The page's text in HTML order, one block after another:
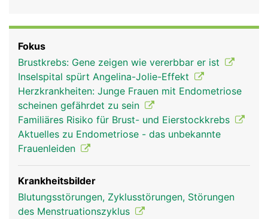
Rubriken
und Gestagen. Eine Frau wird bereits mit dem
gesamten Bestand an Eizellen geboren - etwa eine
halbe Million unreife Eizellen. Nur ein kleiner Teil
der Eizellen entwickelt sich im Verlauf des Lebens
zu reifen Eizellen. Während ihrer Entwicklung
befinden sich die Eizellen in Hohlräumen (Follikel),
die mit Flüssigkeit gefüllt sind und in der Wand der
Eierstöcke liegen. Jeder Follikel enthält eine
Eizelle. Bei Frauen im gebärfähigen Alter stossen
die Eierstöcke jeden Monat eine Eizelle aus, was
als Eisprung (Ovulation) bezeichnet wird.
Fokus
Brustkrebs: Gene zeigen wie vererbbar er ist
Inselspital spürt Angelina-Jolie-Effekt
Herzkrankheiten: Junge Frauen mit Endometriose
scheinen gefährdet zu sein
Familiäres Risiko für Brust- und Eierstockkrebs
Aktuelles zu Endometriose - das unbekannte
Frauenleiden
Krankheitsbilder
Blutungsstörungen, Zyklusstörungen, Störungen
des Menstruationszyklus